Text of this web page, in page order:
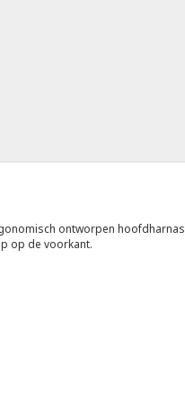
ontworpen hoofdharnas
op de voorkant.